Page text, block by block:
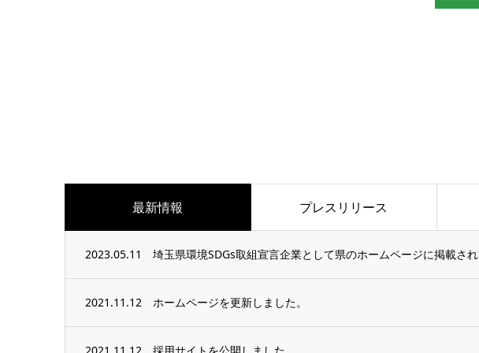
最新情報 プレスリリース
2023.05.11 埼玉県環境SDGs取組宣言企業として県のホームページに掲載され
2021.11.12 ホームページを更新しました。